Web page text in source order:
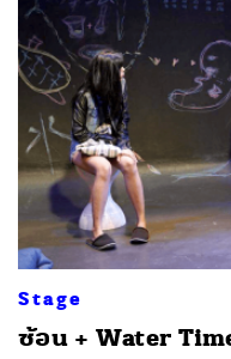
Stage
ซ้อน + Water
ค้นหา
SHARE